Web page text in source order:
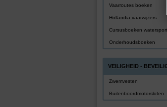
Vaarroutes boeken
Hollandia vaarwijzers
Cursusboeken watersport
Onderhoudsboeken
VEILIGHEID -
Zwemvesten
Buitenboordmotorsloten